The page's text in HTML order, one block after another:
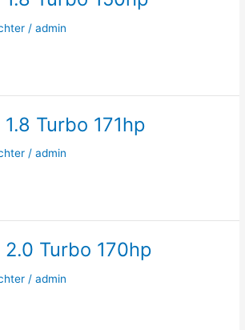
/admin
Turbo 171hp
/admin
Turbo 170hp
/admin